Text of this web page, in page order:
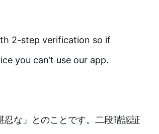
2-step verification so if
you can’t use our app.
忍な」とのことです。二段階認証